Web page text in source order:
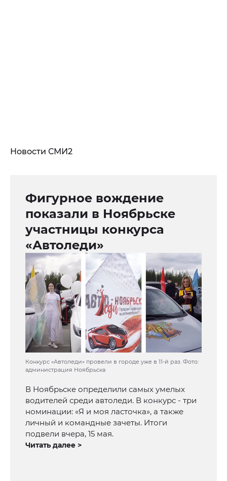
Новости СМИ2
Фигурное вождение
показали в Ноябрьске
участницы конкурса
«Автоледи»
Конкурс «Автоледи» провели в городе уже в 11-й раз. Фото:
администрация Ноябрьска
В Ноябрьске определили самых умелых
водителей среди автоледи. В конкурс - три
номинации: «Я и моя ласточка», а также
личный и командные зачеты. Итоги
подвели вчера, 15 мая.
Читать далее >